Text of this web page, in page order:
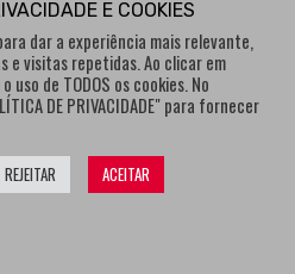
do “Produto do
atribuído por
E COOKIES
dar a experiência mais relevante,
e visitas repetidas. Ao clicar em
uso de TODOS os cookies. No
DE PRIVACIDADE" para fornecer
REJEITAR ACEITAR